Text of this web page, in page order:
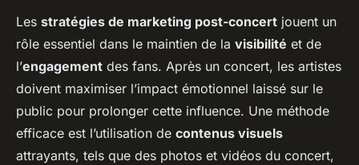
Les stratégies de marketing post-concert jouent un
rôle essentiel dans le maintien de la visibilité et de
l’engagement des fans. Après un concert, les artistes
doivent maximiser l’impact émotionnel laissé sur le
public pour prolonger cette influence. Une méthode
efficace est l’utilisation de contenus visuels
attrayants, tels que des photos et vidéos du concert,